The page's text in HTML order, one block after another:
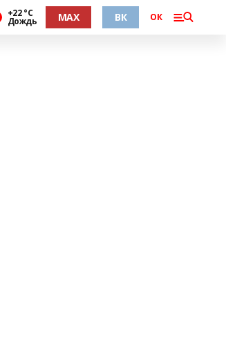
+22 °С
Дождь MAX ВК ОК